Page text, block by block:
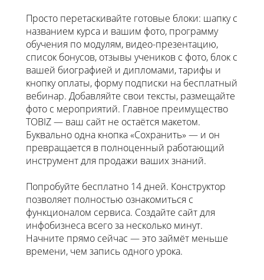
Просто перетаскивайте готовые блоки: шапку с
названием курса и вашим фото, программу
обучения по модулям, видео-презентацию,
список бонусов, отзывы учеников с фото, блок с
вашей биографией и дипломами, тарифы и
кнопку оплаты, форму подписки на бесплатный
вебинар. Добавляйте свои тексты, размещайте
фото с мероприятий. Главное преимущество
TOBIZ — ваш сайт не остаётся макетом.
Буквально одна кнопка «Сохранить» — и он
превращается в полноценный работающий
инструмент для продажи ваших знаний.
Попробуйте бесплатно 14 дней. Конструктор
позволяет полностью ознакомиться с
функционалом сервиса. Создайте сайт для
инфобизнеса всего за несколько минут.
Начните прямо сейчас — это займёт меньше
времени, чем запись одного урока.